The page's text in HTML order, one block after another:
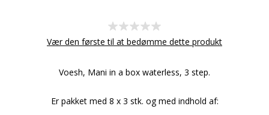
Vær den første til at bedømme dette produkt
Voesh, Mani in a box waterless, 3 step.
Er pakket med 8 x 3 stk. og med indhold af: